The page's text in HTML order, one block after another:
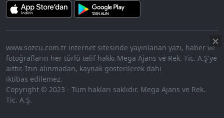
www.sozcu.com.tr internet sitesinde yayınlanan yazı, haber ve
fotoğrafların her türlü telif hakkı Mega Ajans ve Rek. Tic. A.Ş'ye
aittir. İzin alınmadan, kaynak gösterilerek dahi
iktibas edilemez.
Copyright © 2023 - Tüm hakları saklıdır. Mega Ajans ve Rek.
Tic. A.Ş.